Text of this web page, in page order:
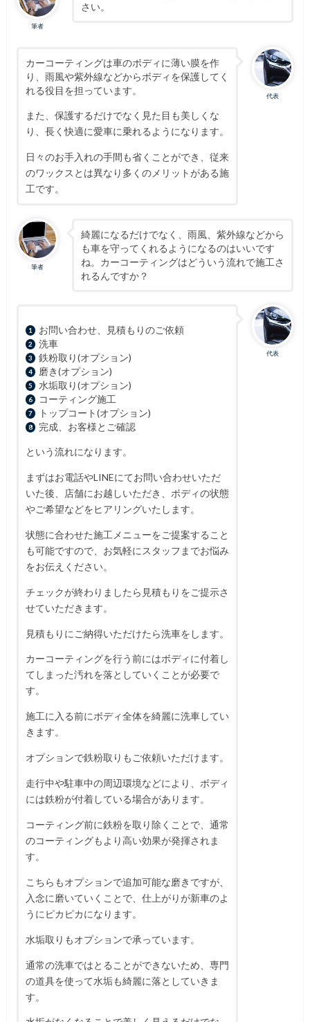
筆者
さい。
代表
カーコーティングは車のボディに薄い膜を作
り、雨風や紫外線などからボディを保護してく
れる役目を担っています。
また、保護するだけでなく見た目も美しくな
り、長く快適に愛車に乗れるようになります。
日々のお手入れの手間も省くことができ、従来
のワックスとは異なり多くのメリットがある施
工です。
筆者
綺麗になるだけでなく、雨風、紫外線などから
も車を守ってくれるようになるのはいいです
ね。カーコーティングはどういう流れで施工さ
れるんですか？
代表
お問い合わせ、見積もりのご依頼
洗車
鉄粉取り(オプション)
磨き(オプション)
水垢取り(オプション)
コーティング施工
トップコート(オプション)
完成、お客様とご確認
という流れになります。
まずはお電話やLINEにてお問い合わせいただ
いた後、店舗にお越しいただき、ボディの状態
やご希望などをヒアリングいたします。
状態に合わせた施工メニューをご提案すること
も可能ですので、お気軽にスタッフまでお悩み
をお伝えください。
チェックが終わりましたら見積もりをご提示さ
せていただきます。
見積もりにご納得いただけたら洗車をします。
カーコーティングを行う前にはボディに付着し
てしまった汚れを落としていくことが必要で
す。
施工に入る前にボディ全体を綺麗に洗車してい
きます。
オプションで鉄粉取りもご依頼いただけます。
走行中や駐車中の周辺環境などにより、ボディ
には鉄粉が付着している場合があります。
コーティング前に鉄粉を取り除くことで、通常
のコーティングもより高い効果が発揮されま
す。
こちらもオプションで追加可能な磨きですが、
入念に磨いていくことで、仕上がりが新車のよ
うにピカピカになります。
水垢取りもオプションで承っています。
通常の洗車ではとることができないため、専門
の道具を使って水垢も綺麗に落としていきま
す。